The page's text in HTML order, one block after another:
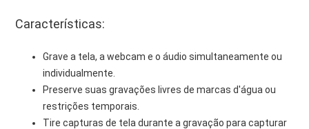
Características:
Grave a tela, a webcam e o áudio simultaneamente ou
individualmente.
Preserve suas gravações livres de marcas d'água ou
restrições temporais.
Tire capturas de tela durante a gravação para capturar